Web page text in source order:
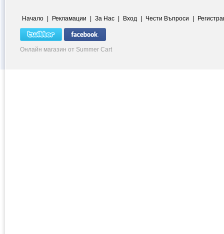
Начало | Рекламации | За Нас | Вход | Чести Въпроси |
Онлайн магазин от Summer Cart